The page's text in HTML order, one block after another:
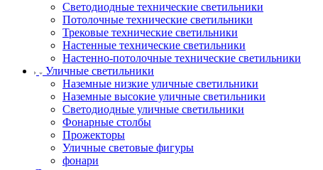
Светодиодные технические светильники
Потолочные технические светильники
Трековые технические светильники
Настенные технические светильники
Настенно-потолочные технические светильники
Уличные светильники
Наземные низкие уличные светильники
Наземные высокие уличные светильники
Светодиодные уличные светильники
Фонарные столбы
Прожекторы
Уличные световые фигуры
фонари